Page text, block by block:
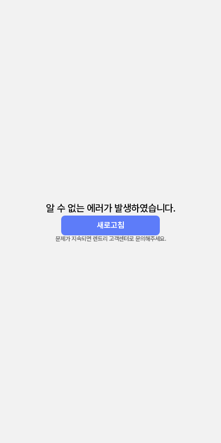
알 수 없는 에러가 발생하였습니다.
새로고침
문제가 지속되면 렌트리 고객센터로 문의해주세요.